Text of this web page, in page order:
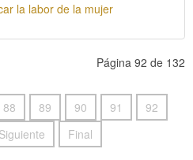
la labor de la mujer
Página 92 de 132
88 89 90 91
92
Siguiente Final